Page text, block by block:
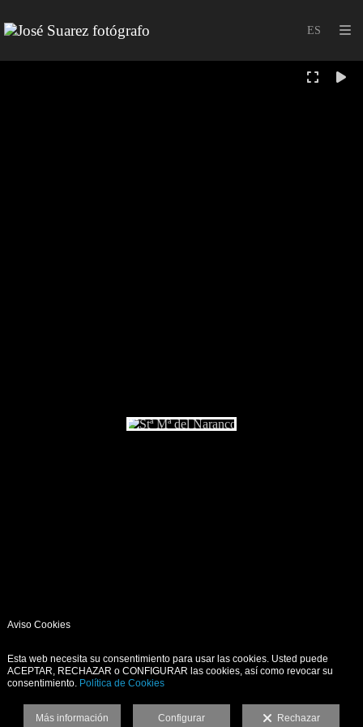
Aviso Cookies
Esta web necesita su consentimiento para usar las cookies. Usted puede
ACEPTAR, RECHAZAR o CONFIGURAR las cookies, así como revocar su
consentimiento. Política de Cookies
Más información Configurar Rechazar